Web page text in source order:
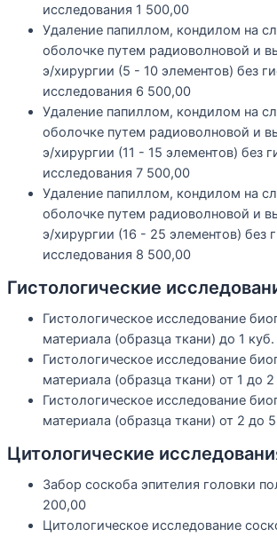
исследования 1 500,00
Удаление папиллом, кондилом на
оболочке путем радиоволновой и
э/хирургии (5 - 10 элементов) без
исследования 6 500,00
Удаление папиллом, кондилом на
оболочке путем радиоволновой и
э/хирургии (11 - 15 элементов) без
исследования 7 500,00
Удаление папиллом, кондилом на
оболочке путем радиоволновой и
э/хирургии (16 - 25 элементов) без
исследования 8 500,00
Гистологические
Гистологическое исследование
материала (образца ткани) до 1
Гистологическое исследование
материала (образца ткани) от 1 до
Гистологическое исследование
материала (образца ткани) от 2 до
Цитологические
Забор соскоба эпителия головки
200,00
Цитологическое исследование